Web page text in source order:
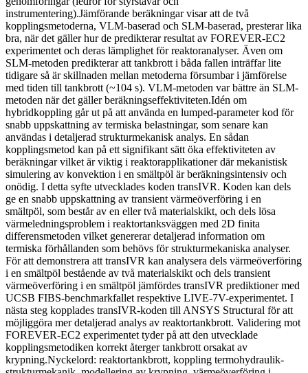
instrumentering).Jämförande beräkningar visar att de två
kopplingsmetoderna, VLM-baserad och SLM-baserad, presterar lika
bra, när det gäller hur de predikterar resultat av FOREVER-EC2
experimentet och deras lämplighet för reaktoranalyser. Även om
SLM-metoden predikterar att tankbrott i båda fallen inträffar lite
tidigare så är skillnaden mellan metoderna försumbar i jämförelse
med tiden till tankbrott (~104 s). VLM-metoden var bättre än SLM-
metoden när det gäller beräkningseffektiviteten.Idén om
hybridkoppling går ut på att använda en lumped-parameter kod för
snabb uppskattning av termiska belastningar, som senare kan
användas i detaljerad strukturmekanisk analys. En sådan
kopplingsmetod kan på ett signifikant sätt öka effektiviteten av
beräkningar vilket är viktig i reaktorapplikationer där mekanistisk
simulering av konvektion i en smältpöl är beräkningsintensiv och
onödig. I detta syfte utvecklades koden transIVR. Koden kan dels
ge en snabb uppskattning av transient värmeöverföring i en
smältpöl, som består av en eller två materialskikt, och dels lösa
värmeledningsproblem i reaktortanksväggen med 2D finita
differensmetoden vilket genererar detaljerad information om
termiska förhållanden som behövs för strukturmekaniska analyser.
För att demonstrera att transIVR kan analysera dels värmeöverföring
i en smältpöl bestående av två materialskikt och dels transient
värmeöverföring i en smältpöl jämfördes transIVR prediktioner med
UCSB FIBS-benchmarkfallet respektive LIVE-7V-experimentet. I
nästa steg kopplades transIVR-koden till ANSYS Structural för att
möjliggöra mer detaljerad analys av reaktortankbrott. Validering mot
FOREVER-EC2 experimentet tyder på att den utvecklade
kopplingsmetodiken korrekt återger tankbrott orsakat av
krypning.Nyckelord: reaktortankbrott, koppling termohydraulik-